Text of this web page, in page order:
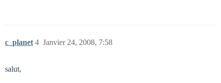
c_planet Janvier 24, 2008, 7:58
4
salut,